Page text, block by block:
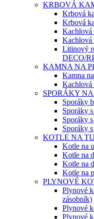
KRBOVÁ
Krbová
Krbová
Kachlová
Kachlová
Litinový
DECO/
KAMNA NA
Kamna
Kachlová
SPORÁKY
Sporáky
Sporáky
Sporáky
Sporáky
KOTLE NA
Kotle na
Kotle na
Kotle na
Kotle na
PLYNOVÉ
Plynové
zásobník)
Plynové
Plynové